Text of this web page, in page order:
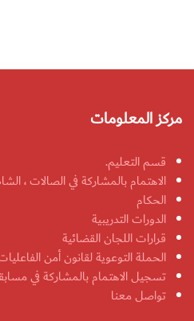
مركز المعلومات
قسم التعليم.
الاهتمام بالمشاركة في الصالات ،
الحكام
الدورات التدريبية
قرارات اللجان القضائية
الحملة التوعوية لقانون أمن
تسجيل الاهتمام بالمشاركة في
تواصل معنا